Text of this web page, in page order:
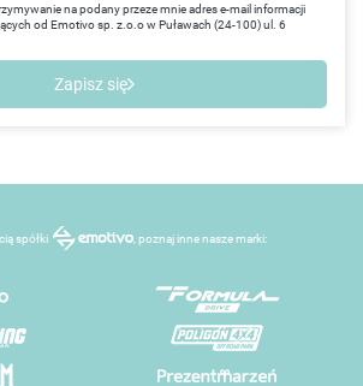
na podany przeze mnie adres e-mail informacji
od Emotivo sp. z.o.o w Puławach (24-100) ul. 6
Zapisz się
spółki , poznaj inne nasze marki: